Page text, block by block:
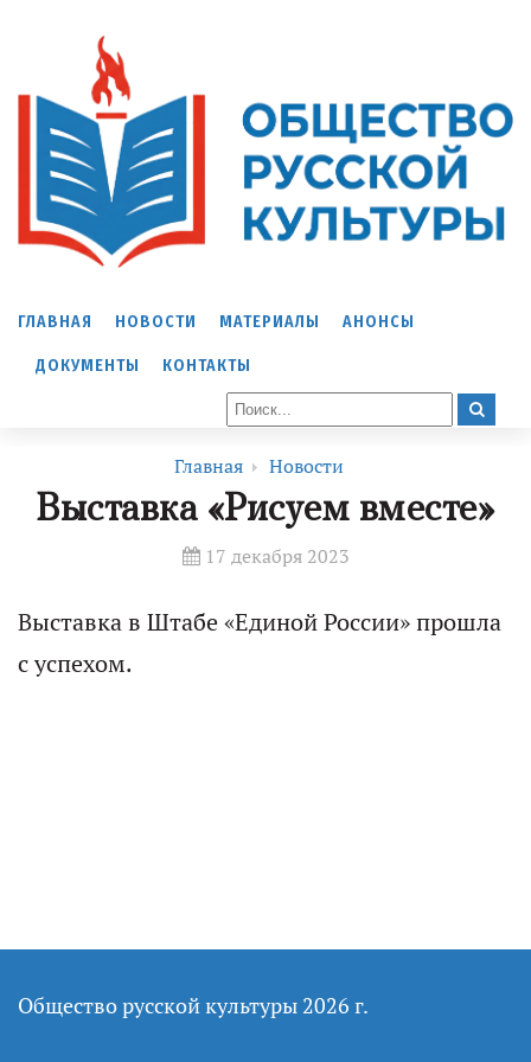
ГЛАВНАЯ НОВОСТИ МАТЕРИАЛЫ АНОНСЫ
ДОКУМЕНТЫ КОНТАКТЫ
Главная Новости
Выставка «Рисуем вместе»
17 декабря 2023
Выставка в Штабе «Единой России» прошла
с успехом.
Общество русской культуры 2026 г.